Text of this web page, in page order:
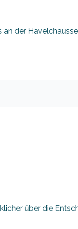
über die